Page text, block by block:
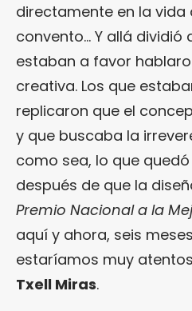
directamente en la vida
convento… Y allá dividió
estaban a favor
creativa. Los que
replicaron que el
y que buscaba la
como sea, lo que
después de que la
Premio Nacional a la
aquí y ahora, seis
estaríamos muy
Txell Miras.